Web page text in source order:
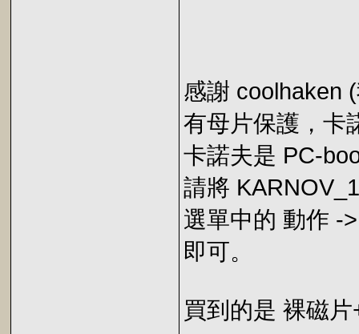
感謝 coolhaken
有母片保護，卡
卡諾夫是 PC-
請將
選單中的 動作 -
即可。
買到的是 裸磁